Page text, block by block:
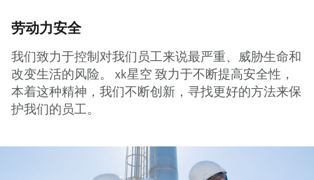
劳动力安全
我们致力于控制对我们员工来说最严重、威胁生命和
改变生活的风险。 xk星空 致力于不断提高安全性，
本着这种精神，我们不断创新，寻找更好的方法来保
护我们的员工。